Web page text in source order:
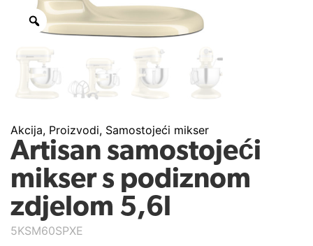
Akcija, Proizvodi, Samostojeći mikser
Artisan samostojeći
mikser s podiznom
zdjelom 5,6l
5KSM60SPXE